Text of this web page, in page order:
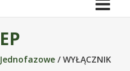
Jednofazowe / WYŁĄCZNIK